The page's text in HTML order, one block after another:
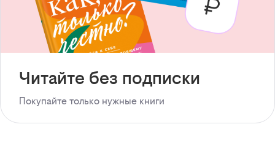
Читайте без подписки
Покупайте только нужные книги